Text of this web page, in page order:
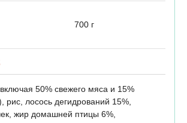
700 г
50% свежего мяса и 15%
рис, лосось дегидрований 15%,
жир домашней птицы 6%,